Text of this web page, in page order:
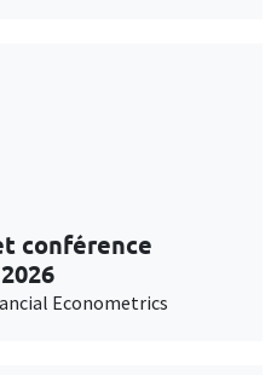
conférence
Econometrics